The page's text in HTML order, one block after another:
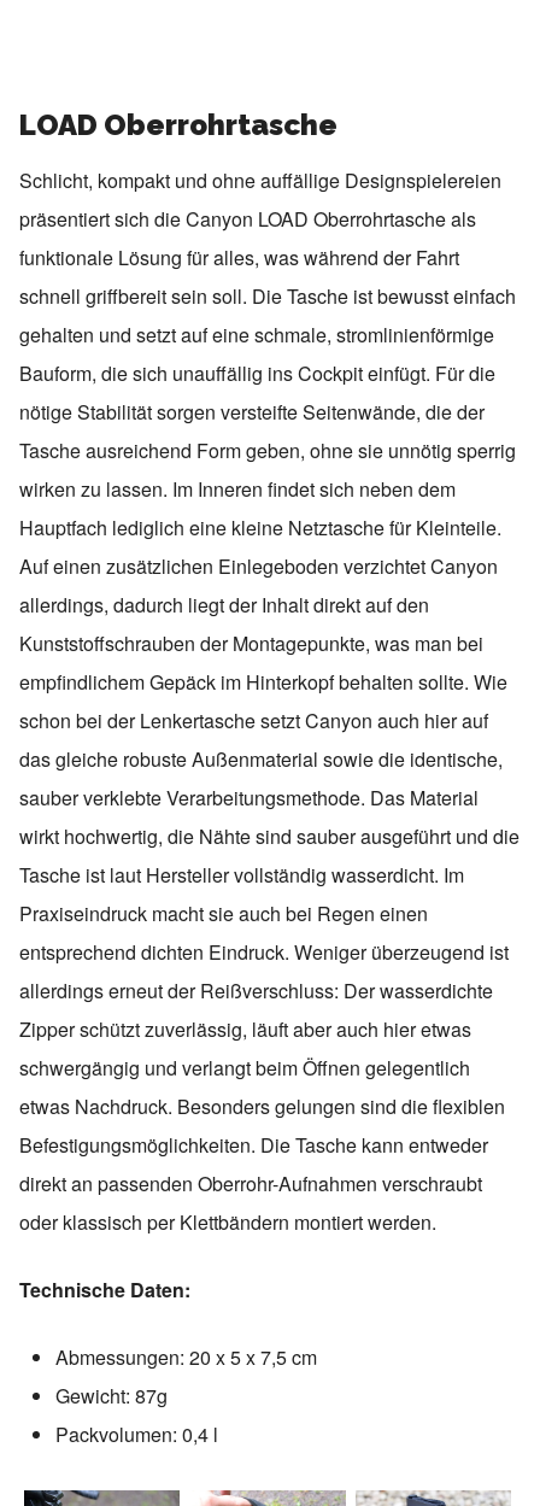
LOAD Oberrohrtasche
Schlicht, kompakt und ohne auffällige Designspielereien
präsentiert sich dieCanyon LOAD Oberrohrtasche als
funktionale Lösung für alles, was während der Fahrt
schnell griffbereit sein soll. Die Tasche ist bewusst einfach
gehalten und setzt auf eine schmale, stromlinienförmige
Bauform, die sich unauffällig ins Cockpit einfügt. Für die
nötige Stabilität sorgen versteifte Seitenwände, die der
Tasche ausreichend Form geben, ohne sie unnötig sperrig
wirken zu lassen. Im Inneren findet sich neben dem
Hauptfach lediglich eine kleine Netztasche für Kleinteile.
Auf einen zusätzlichen Einlegeboden verzichtet Canyon
allerdings, dadurch liegt der Inhalt direkt auf den
Kunststoffschrauben der Montagepunkte, was man bei
empfindlichem Gepäck im Hinterkopf behalten sollte. Wie
schon bei der Lenkertasche setzt Canyon auch hier auf
das gleiche robuste Außenmaterial sowie die identische,
sauber verklebte Verarbeitungsmethode. Das Material
wirkt hochwertig, die Nähte sind sauber ausgeführt und die
Tasche ist laut Hersteller vollständig wasserdicht. Im
Praxiseindruck macht sie auch bei Regen einen
entsprechend dichten Eindruck. Weniger überzeugend ist
allerdings erneut der Reißverschluss: Der wasserdichte
Zipper schützt zuverlässig, läuft aber auch hier etwas
schwergängig und verlangt beim Öffnen gelegentlich
etwas Nachdruck. Besonders gelungen sind die flexiblen
Befestigungsmöglichkeiten. Die Tasche kann entweder
direkt an passenden Oberrohr-Aufnahmen verschraubt
oder klassisch per Klettbändern montiert werden.
Technische Daten:
Abmessungen: 20 x 5 x 7,5 cm
Gewicht: 87g
Packvolumen: 0,4 l